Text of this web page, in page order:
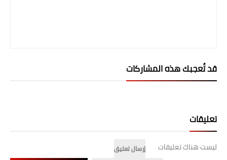
قد تُعجبك هذه المشاركات
تعليقات
ليست هناك تعليقات
إرسال تعليق